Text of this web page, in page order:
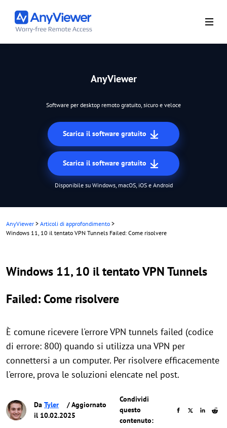
AnyViewer
Software per desktop remoto gratuito, sicuro e veloce
Scarica il software gratuito
Scarica il software gratuito
Disponibile su Windows, macOS, iOS e Android
AnyViewer > Articoli di approfondimento >
Windows 11, 10 il tentato VPN Tunnels Failed: Come risolvere
Windows 11, 10 il tentato VPN Tunnels
Failed: Come risolvere
È comune ricevere l'errore VPN tunnels failed (codice
di errore: 800) quando si utilizza una VPN per
connettersi a un computer. Per risolvere efficacemente
l'errore, prova le soluzioni elencate nel post.
Da Tyler
/ Aggiornato
il 10.02.2025
Condividi
questo
contenuto: